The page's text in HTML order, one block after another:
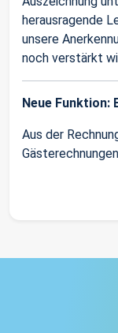
herausragende
unsere
noch verstärkt
Neue Funktion:
Aus der